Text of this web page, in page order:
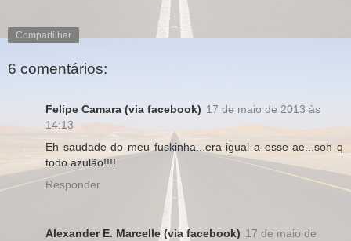
Compartilhar
6 comentários:
Felipe Camara (via facebook) 17 de maio de 2013 às
14:13
Eh saudade do meu fuskinha...era igual a esse ae...soh q
todo azulão!!!!
Responder
Alexander E. Marcelle (via facebook) 17 de maio de